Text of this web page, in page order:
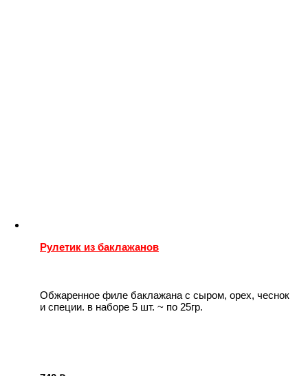
Рулетик из баклажанов
Обжаренное филе баклажана с сыром, орех, чеснок
и специи. в наборе 5 шт. ~ по 25гр.